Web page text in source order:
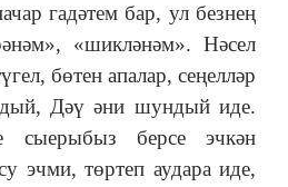
гадәтем бар, ул безнең
«шикләнәм». Нәсел
бөтен апалар, сеңелләр
Дәү әни шундый иде.
сыерыбыз берсе эчкән
эчми, төртеп аудара иде,